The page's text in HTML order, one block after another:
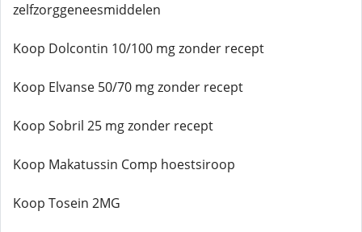
zelfzorggeneesmiddelen
Koop Dolcontin 10/100 mg zonder recept
Koop Elvanse 50/70 mg zonder recept
Koop Sobril 25 mg zonder recept
Koop Makatussin Comp hoestsiroop
Koop Tosein 2MG